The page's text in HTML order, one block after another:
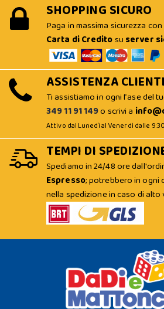
SHOPPING SICURO
Paga in massima sicurezza con
Carta di Creditosu server
ASSISTENZA CLIENTI
Ti assistiamo in ogni fase del
349 11 91 149o scrivi a
Attivo dal Lunedì al Venerdì dalle
TEMPI DI
Spediamo in 24/48 ore
Espresso; potrebbero in ogni
nella spedizione in caso di alto